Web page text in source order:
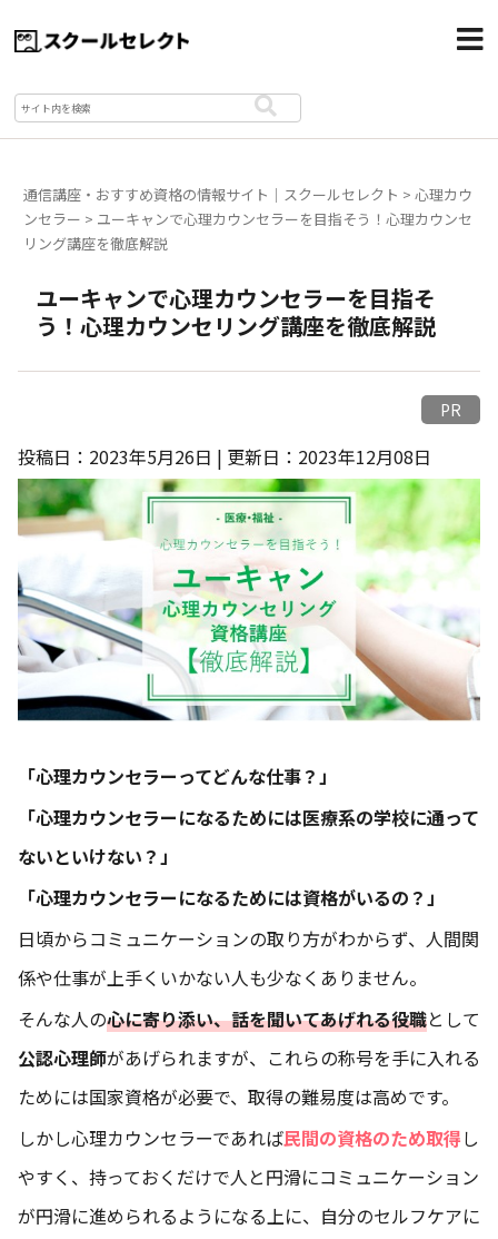
通信講座・おすすめ資格の情報サイト｜スクールセレクト >心理カウ
ンセラー > ユーキャンで心理カウンセラーを目指そう！心理カウンセ
リング講座を徹底解説
ユーキャンで心理カウンセラーを目指そ
う！心理カウンセリング講座を徹底解説
PR
投稿日：2023年5月26日 | 更新日：2023年12月08日
「心理カウンセラーってどんな仕事？」
「心理カウンセラーになるためには医療系の学校に通って
ないといけない？」
「心理カウンセラーになるためには資格がいるの？」
日頃からコミュニケーションの取り方がわからず、人間関
係や仕事が上手くいかない人も少なくありません。
そんな人の心に寄り添い、話を聞いてあげれる役職として
公認心理師があげられますが、これらの称号を手に入れる
ためには国家資格が必要で、取得の難易度は高めです。
しかし心理カウンセラーであれば民間の資格のため取得し
やすく、持っておくだけで人と円滑にコミュニケーション
が円滑に進められるようになる上に、自分のセルフケアに